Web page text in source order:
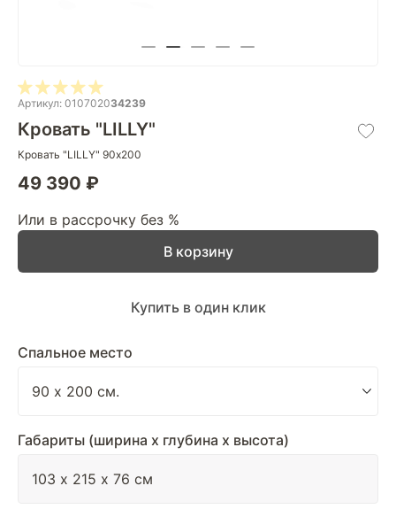
Артикул: 010702034239
Кровать "LILLY"
Кровать "LILLY" 90х200
49 390 ₽
Или в рассрочку без %
Спальное место
Габариты (ширина х глубина х высота)
В корзину
Купить в один клик